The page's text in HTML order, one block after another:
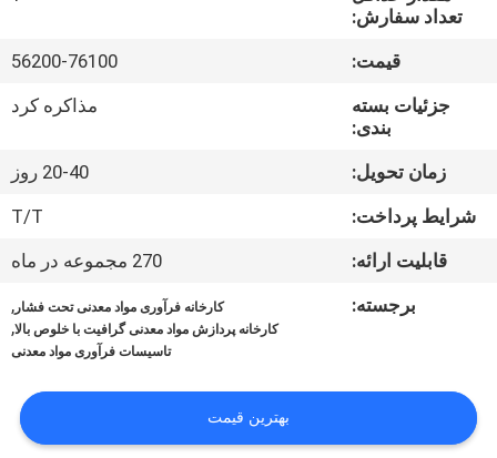
کنترل
کیفیت
اخبار
تعداد سفارش:
قیمت:
56200-76100
جزئیات بسته
بندی:
مذاکره کرد
زمان تحویل:
20-40 روز
شرایط پرداخت:
T/T
قابلیت ارائه:
270 مجموعه در ماه
برجسته:
کارخانه فرآوری مواد معدنی تحت فشار ,
کارخانه پردازش مواد معدنی گرافیت با خلوص بالا,
تاسیسات فرآوری مواد معدنی
بهترین قیمت